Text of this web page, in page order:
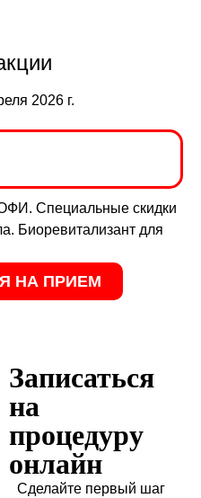
2026 г.
Специальные скидки
Биоревитализант для
НА ПРИЕМ
Записаться
на
процедуру
онлайн
Сделайте первый шаг